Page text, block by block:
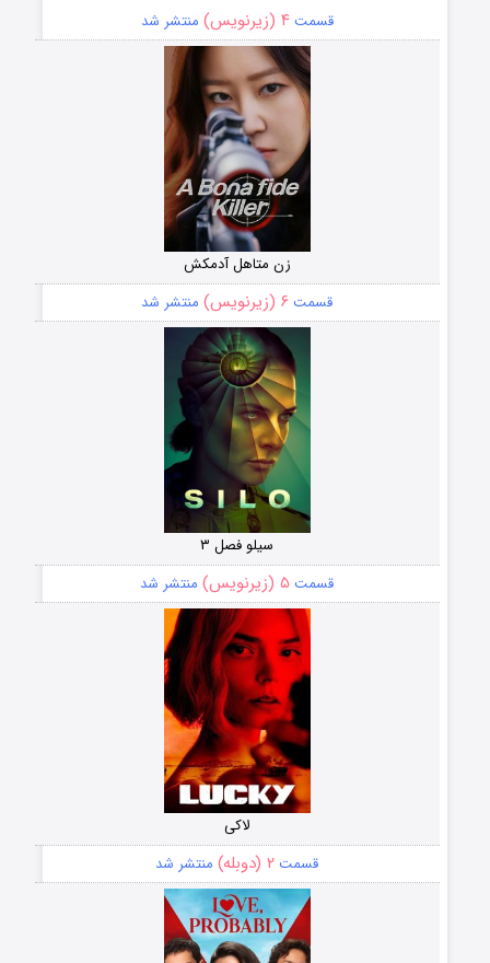
قسمت۴ (زیرنویس) منتشر شد
زن متاهل آدمکش
قسمت ۶ (زیرنویس) منتشر شد
سیلو فصل ۳
قسمت ۵ (زیرنویس) منتشر شد
لاکی
قسمت ۲ (دوبله) منتشر شد